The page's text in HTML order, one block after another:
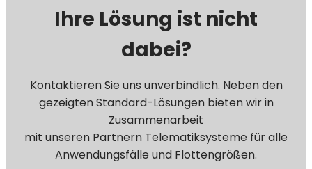
Ihre Lösung ist nicht
dabei?
Kontaktieren Sie uns unverbindlich. Neben den
gezeigten Standard-Lösungen bieten wir in
Zusammenarbeit
mit unseren Partnern Telematiksysteme für alle
Anwendungsfälle und Flottengrößen.